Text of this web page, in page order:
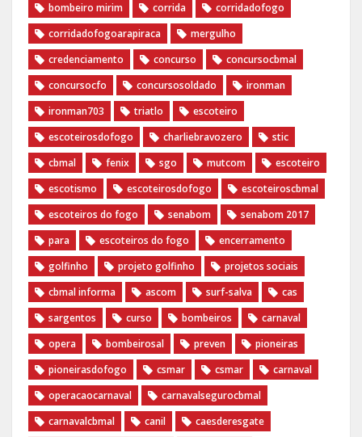
bombeiro mirim
corrida
corridadofogo
corridadofogoarapiraca
mergulho
credenciamento
concurso
concursocbmal
concursocfo
concursosoldado
ironman
ironman703
triatlo
escoteiro
escoteirosdofogo
charliebravozero
stic
cbmal
fenix sgo mutcom
escoteiro
escotismo
escoteirosdofogo
escoteiroscbmal
escoteiros do fogo
senabom
senabom 2017
para
escoteiros do fogo
encerramento
golfinho
projeto golfinho
projetos sociais
cbmal informa
ascom surf-salva
cas
sargentos
curso bombeiros
carnaval
opera
bombeirosal preven
pioneiras
pioneirasdofogo
csmar csmar
carnaval
operacaocarnaval
carnavalsegurocbmal
carnavalcbmal
canil
caesderesgate